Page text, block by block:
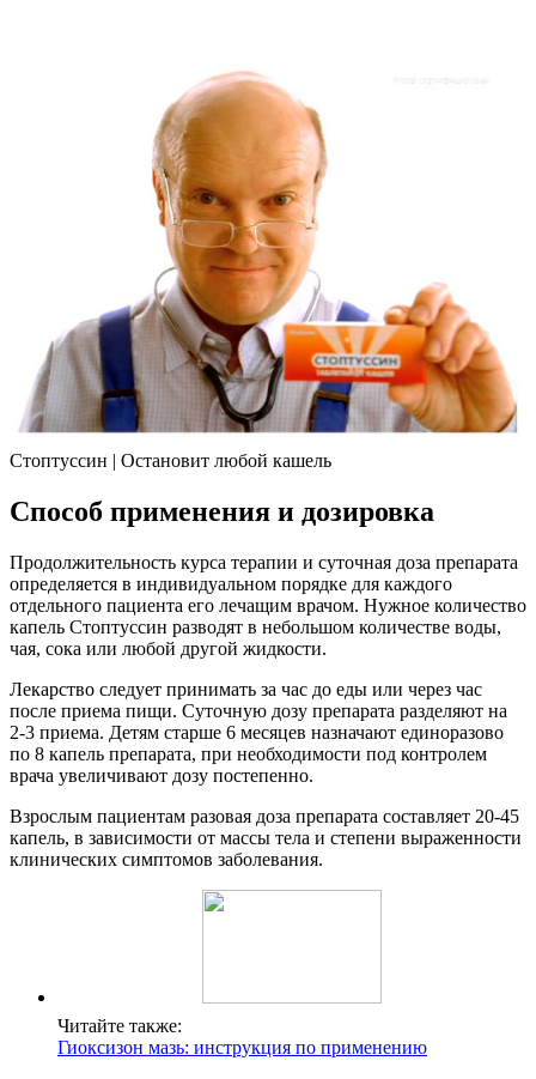
Стоптуссин | Остановит любой кашель
Способ применения и дозировка
Продолжительность курса терапии и суточная доза препарата
определяется в индивидуальном порядке для каждого
отдельного пациента его лечащим врачом. Нужное количество
капель Стоптуссин разводят в небольшом количестве воды,
чая, сока или любой другой жидкости.
Лекарство следует принимать за час до еды или через час
после приема пищи. Суточную дозу препарата разделяют на
2-3 приема. Детям старше 6 месяцев назначают единоразово
по 8 капель препарата, при необходимости под контролем
врача увеличивают дозу постепенно.
Взрослым пациентам разовая доза препарата составляет 20-45
капель, в зависимости от массы тела и степени выраженности
клинических симптомов заболевания.
Читайте также:
Гиоксизон мазь: инструкция по применению